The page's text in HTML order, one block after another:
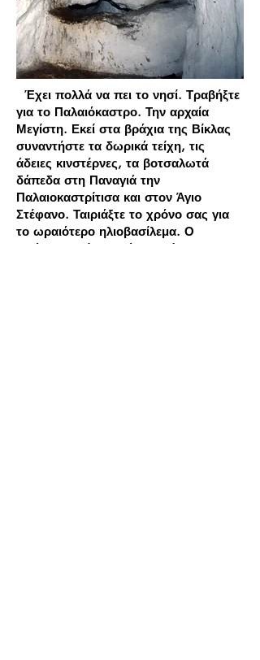
Έχει πολλά να πει το νησί. Τραβήξτε
για το Παλαιόκαστρο. Την αρχαία
Μεγίστη. Εκεί στα βράχια της Βίκλας
συναντήστε τα δωρικά τείχη, τις
άδειες κινστέρνες, τα βοτσαλωτά
δάπεδα στη Παναγιά την
Παλαιοκαστρίτισα και στον Άγιο
Στέφανο. Ταιριάξτε το χρόνο σας για
το ωραιότερο ηλιοβασίλεμα. Ο
ηλιάτορας γέρνει πάνω απ΄ τη Ρω και